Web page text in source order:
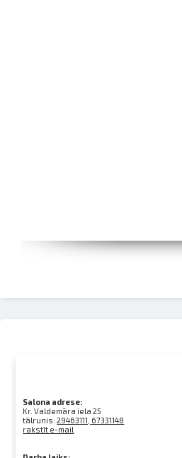
Salona adrese:
Kr. Valdemāra iela 25
tālrunis:29463111, 67331148
rakstīt e-mail